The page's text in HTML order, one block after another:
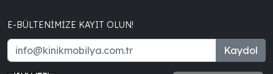
E-BÜLTENIMIZE KAYIT OLUN!
Kaydol